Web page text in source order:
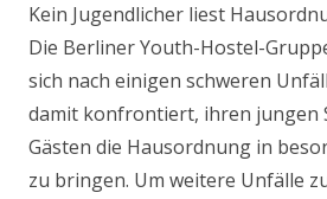
Kein Jugendlicher liest
Die Berliner Youth-Hostel-
sich nach einigen schweren
damit konfrontiert, ihren jungen
Gästen die Hausordnung in
zu bringen. Um weitere Unfälle